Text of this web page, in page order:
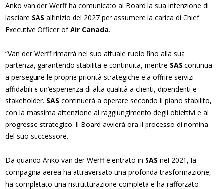
Anko van der Werff ha comunicato al Board la sua intenzione di
lasciare SAS all’inizio del 2027 per assumere la carica di Chief
Executive Officer ofAir Canada.
“Van der Werff rimarrà nel suo attuale ruolo fino alla sua
partenza, garantendo stabilità e continuità, mentre SAS continua
a perseguire le proprie priorità strategiche e a offrire servizi
affidabili e un’esperienza di alta qualità a clienti, dipendenti e
stakeholder. SAS continuerà a operare secondo il piano stabilito,
con la massima attenzione al raggiungimento degli obiettivi e al
progresso strategico. Il Board avvierà ora il processo di nomina
del suo successore.
Da quando Anko van der Werff è entrato in SAS nel 2021, la
compagnia aerea ha attraversato una profonda trasformazione,
ha completato una ristrutturazione completa e ha rafforzato